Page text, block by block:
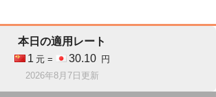
本日の適用レート
1 元 = 30.10
円
2026年8月7日更新